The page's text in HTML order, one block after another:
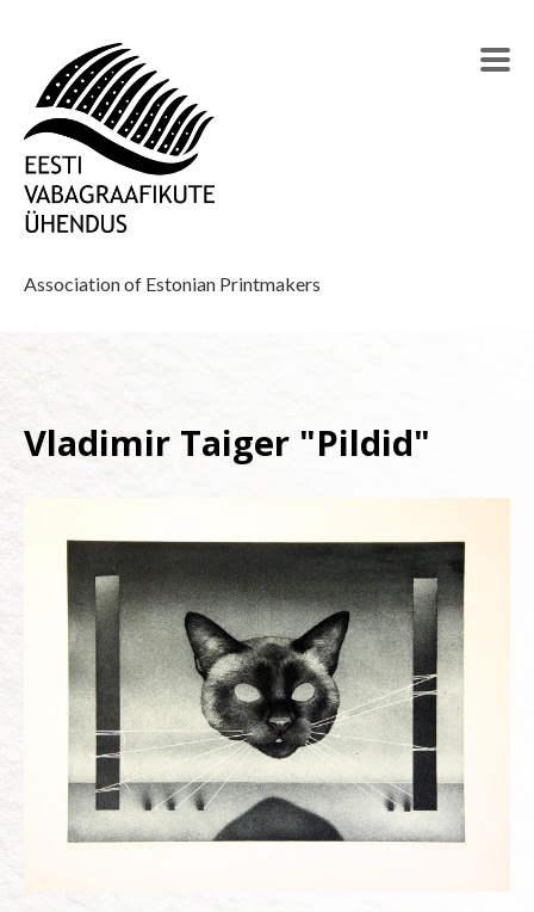
Association of Estonian Printmakers
Vladimir Taiger "Pildid"